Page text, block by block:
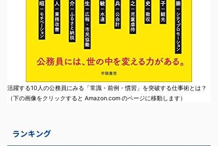
活躍する10人の公務員にみる「常識・前例・慣習」を突破する仕事術とは？
（下の画像をクリックすると Amazon.com のページに移動します）
ランキング